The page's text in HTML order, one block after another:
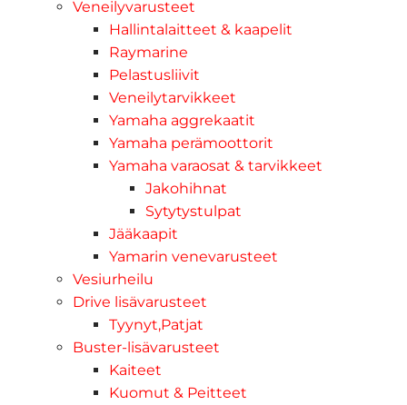
Veneilyvarusteet
Hallintalaitteet & kaapelit
Raymarine
Pelastusliivit
Veneilytarvikkeet
Yamaha aggrekaatit
Yamaha perämoottorit
Yamaha varaosat & tarvikkeet
Jakohihnat
Sytytystulpat
Jääkaapit
Yamarin venevarusteet
Vesiurheilu
Drive lisävarusteet
Tyynyt,Patjat
Buster-lisävarusteet
Kaiteet
Kuomut & Peitteet